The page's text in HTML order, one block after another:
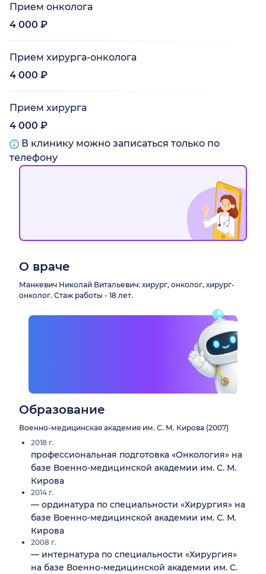
Прием онколога
4 000 ₽
Прием хирурга-онколога
4 000 ₽
Прием хирурга
4 000 ₽
В клинику можно записаться только по
телефону
О враче
Манкевич Николай Витальевич: хирург, онколог, хирург-
онколог. Стаж работы - 18 лет.
Образование
Военно-медицинская академия им. С. М. Кирова (2007)
2018 г.
профессиональная подготовка «Онкология» на
базе Военно-медицинской академии им. С. М.
Кирова
2014 г.
— ординатура по специальности «Хирургия» на
базе Военно-медицинской академии им. С. М.
Кирова
2008 г.
— интернатура по специальности «Хирургия»
на базе Военно-медицинской академии им. С.